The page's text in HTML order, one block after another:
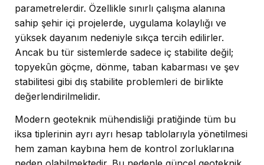
parametrelerdir. Özellikle sınırlı çalışma alanına
sahip şehir içi projelerde, uygulama kolaylığı ve
yüksek dayanım nedeniyle sıkça tercih edilirler.
Ancak bu tür sistemlerde sadece iç stabilite değil;
topyekûn göçme, dönme, taban kabarması ve şev
stabilitesi gibi dış stabilite problemleri de birlikte
değerlendirilmelidir.
Modern geoteknik mühendisliği pratiğinde tüm bu
iksa tiplerinin ayrı ayrı hesap tablolarıyla yönetilmesi
hem zaman kaybına hem de kontrol zorluklarına